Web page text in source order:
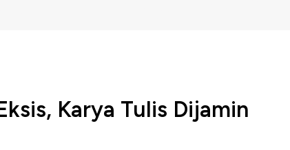
Karya Tulis Dijamin